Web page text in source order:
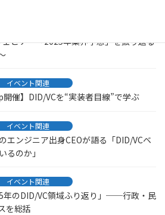
ビナー「2025年業界予想」を振り返る
イベント関連
開催】DID/VCを“実装者目線”で学ぶ
イベント関連
エンジニア出身CEOが語る「DID/VCベ
るのか」
イベント関連
年のDID/VC領域ふり返り」──行政・民
を総括